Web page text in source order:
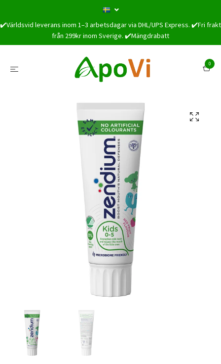
✔️Världsvid leverans inom 1–3 arbetsdagar via DHL/UPS Express. ✔️Fri frakt
från 299kr inom Sverige. ✔️Mängdrabatt
0